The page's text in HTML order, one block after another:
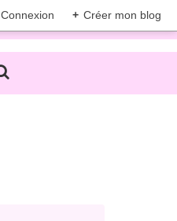
Connexion + Créer mon blog